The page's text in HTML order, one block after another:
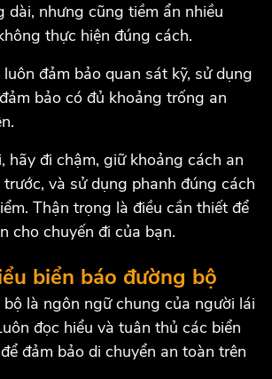
dài, nhưng cũng tiềm ẩn nhiều
thực hiện đúng cách.
đảm bảo quan sát kỹ, sử dụng
bảo có đủ khoảng trống an
hãy đi chậm, giữ khoảng cách an
và sử dụng phanh đúng cách
Thận trọng là điều cần thiết để
cho chuyến đi của bạn.
biển báo đường bộ
là ngôn ngữ chung của người lái
đọc hiểu và tuân thủ các biển
đảm bảo di chuyển an toàn trên